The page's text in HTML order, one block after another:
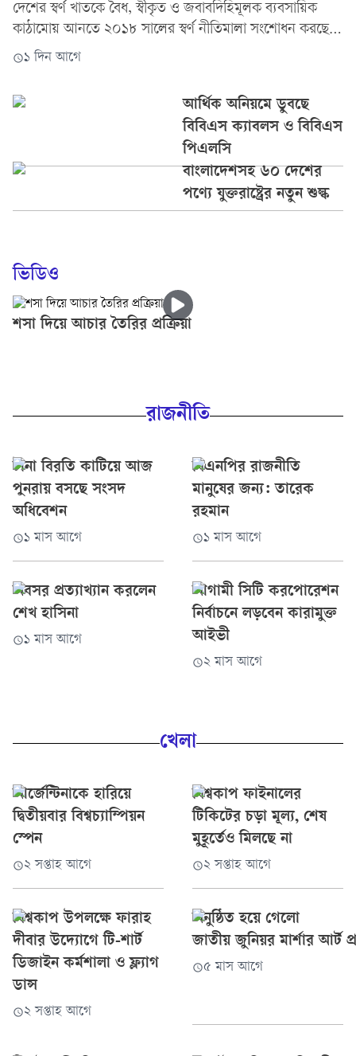
দেশের স্বর্ণ খাতকে বৈধ, স্বীকৃত ও জবাবদিহিমূলক ব্যবসায়িক
কাঠামোয় আনতে ২০১৮ সালের স্বর্ণ নীতিমালা সংশোধন করছে
সরকার। নতুন খসড়ায় বৈধভাবে...
১ দিন আগে
আর্থিক অনিয়মে ডুবছে
বিবিএস ক্যাবলস ও বিবিএস
পিএলসি
বাংলাদেশসহ ৬০ দেশের
পণ্যে যুক্তরাষ্ট্রের নতুন শুল্ক
ভিডিও
শসা দিয়ে আচার তৈরির প্রক্রিয়া
রাজনীতি
টানা বিরতি কাটিয়ে আজ
পুনরায় বসছে সংসদ
অধিবেশন
১ মাস আগে
বিএনপির রাজনীতি
মানুষের জন্য: তারেক
রহমান
১ মাস আগে
অবসর প্রত্যাখ্যান করলেন
শেখ হাসিনা
১ মাস আগে
আগামী সিটি করপোরেশন
নির্বাচনে লড়বেন কারামুক্ত
আইভী
২ মাস আগে
খেলা
আর্জেন্টিনাকে হারিয়ে
দ্বিতীয়বার বিশ্বচ্যাম্পিয়ন
স্পেন
২ সপ্তাহ আগে
বিশ্বকাপ ফাইনালের
টিকিটের চড়া মূল্য, শেষ
মুহূর্তেও মিলছে না
২ সপ্তাহ আগে
বিশ্বকাপ উপলক্ষে ফারাহ
দীবার উদ্যোগে টি-শার্ট
ডিজাইন কর্মশালা ও ফ্ল্যাগ
ডান্স
২ সপ্তাহ আগে
অনুষ্ঠিত হয়ে গেলো
জাতীয় জুনিয়র মার্শার আর্ট
৫ মাস আগে